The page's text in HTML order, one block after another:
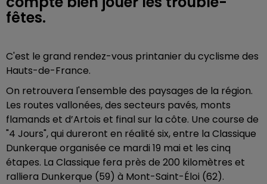
fêtes.
C'est le grand rendez-vous printanier du cyclisme des
Hauts-de-France.
On retrouvera l'ensemble des paysages de la région.
Les routes vallonées, des secteurs pavés, monts
flamands et d’Artois et final sur la côte. Une course de
"4 Jours", qui dureront en réalité six, entre la Classique
Dunkerque organisée ce mardi 19 mai et les cinq
étapes. La Classique fera près de 200 kilomètres et
ralliera Dunkerque (59) à Mont-Saint-Éloi (62).